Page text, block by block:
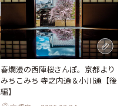
春爛漫の西陣桜さんぽ。京都より
みちこみち 寺之内通＆小川通【後
編】